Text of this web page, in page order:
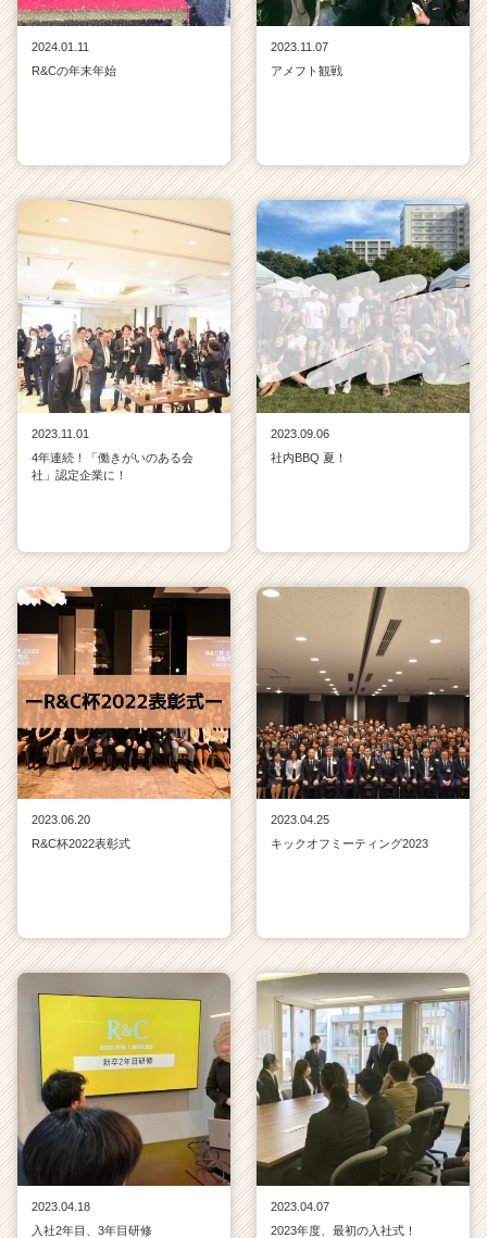
2024.01.11
R&Cの年末年始
2023.11.07
アメフト観戦
2023.11.01
4年連続！「働きがいのある会
社」認定企業に！
2023.09.06
社内BBQ 夏！
2023.06.20
R&C杯2022表彰式
2023.04.25
キックオフミーティング2023
2023.04.18
入社2年目、3年目研修
2023.04.07
2023年度、最初の入社式！